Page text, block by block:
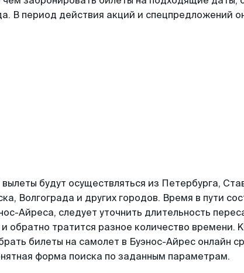
В период действия акций и спецпредложений
вылеты будут осуществляться из Петербурга,
Волгограда и других городов. Время в пути
Айреса, следует уточнить длительность
обратно тратится разное количество времени.
билеты на самолет в Буэнос-Айрес онлайн
форма поиска по заданным параметрам.